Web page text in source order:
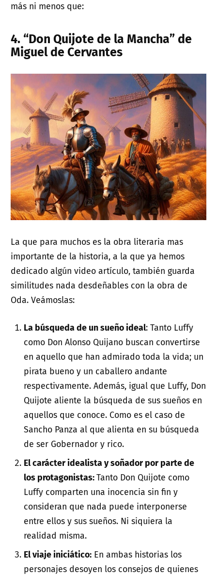
más ni menos que:
4. “Don Quijote de la Mancha” de
Miguel de Cervantes
La que para muchos es la obra literaria mas
importante de la historia, a la que ya hemos
dedicado algún video artículo, también guarda
similitudes nada desdeñables con la obra de
Oda. Veámoslas:
La búsqueda de un sueño ideal: Tanto Luffy
como Don Alonso Quijano buscan convertirse
en aquello que han admirado toda la vida; un
pirata bueno y un caballero andante
respectivamente. Además, igual que Luffy, Don
Quijote aliente la búsqueda de sus sueños en
aquellos que conoce. Como es el caso de
Sancho Panza al que alienta en su búsqueda
de ser Gobernador y rico.
El carácter idealista y soñador por parte de
los protagonistas:Tanto Don Quijote como
Luffy comparten una inocencia sin fin y
consideran que nada puede interponerse
entre ellos y sus sueños. Ni siquiera la
realidad misma.
El viaje iniciático: En ambas historias los
personajes desoyen los consejos de quienes